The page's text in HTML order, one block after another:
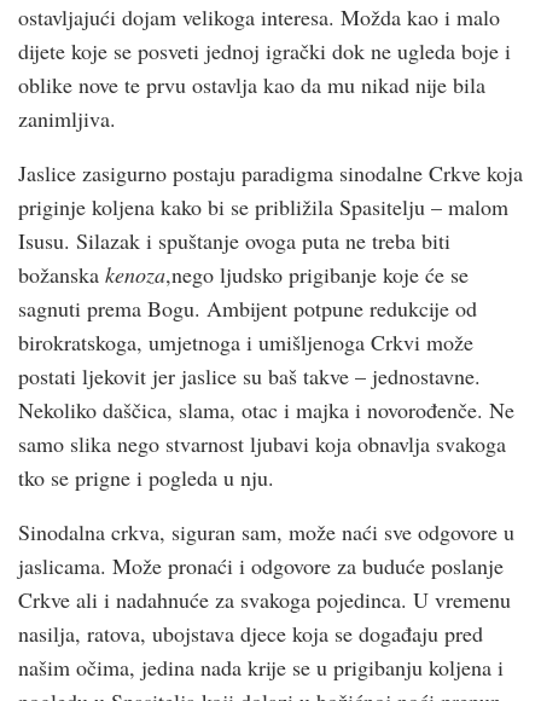
ostavljajući dojam velikoga interesa. Možda kao i malo
dijete koje se posveti jednoj igrački dok ne ugleda boje i
oblike nove te prvu ostavlja kao da mu nikad nije bila
zanimljiva.
Jaslice zasigurno postaju paradigma sinodalne Crkve koja
priginje koljena kako bi se približila Spasitelju – malom
Isusu. Silazak i spuštanje ovoga puta ne treba biti
božanska kenoza,nego ljudsko prigibanje koje će se
sagnuti prema Bogu. Ambijent potpune redukcije od
birokratskoga, umjetnoga i umišljenoga Crkvi može
postati ljekovit jer jaslice su baš takve – jednostavne.
Nekoliko daščica, slama, otac i majka i novorođenče. Ne
samo slika nego stvarnost ljubavi koja obnavlja svakoga
tko se prigne i pogleda u nju.
Sinodalna crkva, siguran sam, može naći sve odgovore u
jaslicama. Može pronaći i odgovore za buduće poslanje
Crkve ali i nadahnuće za svakoga pojedinca. U vremenu
nasilja, ratova, ubojstava djece koja se događaju pred
našim očima, jedina nada krije se u prigibanju koljena i